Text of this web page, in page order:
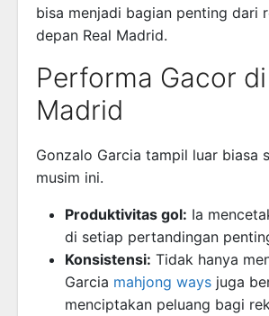
bisa menjadi bagian penting dari
depan Real Madrid.
Performa Gacor di
Madrid
Gonzalo Garcia tampil luar biasa
musim ini.
Produktivitas gol: Ia
di setiap pertandingan
Konsistensi: Tidak hanya
Garcia mahjong ways juga
menciptakan peluang bagi